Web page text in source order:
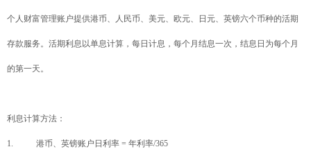
个人财富管理账户提供港币、人民币、美元、欧元、日元、英镑六个币种的活期
存款服务。活期利息以单息计算，每日计息，每个月结息一次，结息日为每个月
的第一天。
利息计算方法：
1. 港币、英镑账户日利率 = 年利率/365